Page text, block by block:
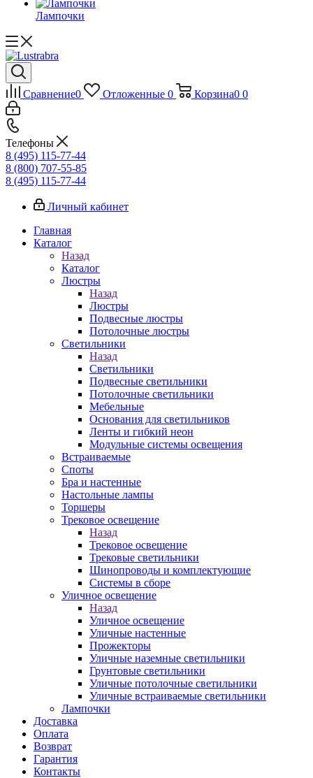
Лампочки
Сравнение0 Отложенные 0 Корзина0 0
Телефоны
8 (495) 115-77-44
8 (800) 707-55-85
8 (495) 115-77-44
Личный кабинет
Главная
Каталог
Назад
Каталог
Люстры
Назад
Люстры
Подвесные люстры
Потолочные люстры
Светильники
Назад
Светильники
Подвесные светильники
Потолочные светильники
Мебельные
Основания для светильников
Ленты и гибкий неон
Модульные системы освещения
Встраиваемые
Споты
Бра и настенные
Настольные лампы
Торшеры
Трековое освещение
Назад
Трековое освещение
Трековые светильники
Шинопроводы и комплектующие
Системы в сборе
Уличное освещение
Назад
Уличное освещение
Уличные настенные
Прожекторы
Уличные наземные светильники
Грунтовые светильники
Уличные потолочные светильники
Уличные встраиваемые светильники
Лампочки
Доставка
Оплата
Возврат
Гарантия
Контакты